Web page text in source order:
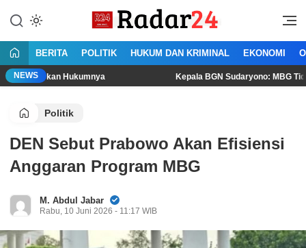
konten
Radar24.co.id
Jujur Lantang Bersuara
BERITA POLITIK HUKUM DAN KRIMINAL EKONOMI
NEWS
Hukumnya Kepala BGN Sudaryono: MBG Tidak Boleh
Politik
DEN Sebut Prabowo Akan Efisiensi
Anggaran Program MBG
M. Abdul Jabar
Rabu, 10 Juni 2026 - 11:17 WIB